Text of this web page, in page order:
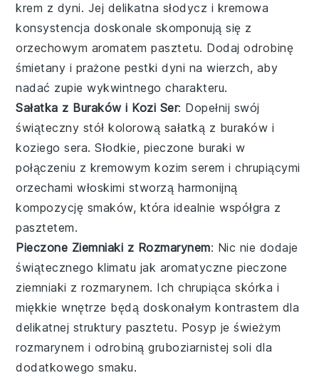
krem z dyni. Jej delikatna słodycz i kremowa
konsystencja doskonale skomponują się z
orzechowym aromatem pasztetu. Dodaj odrobinę
śmietany i prażone pestki dyni na wierzch, aby
nadać zupie wykwintnego charakteru.
Sałatka z Buraków i Kozi Ser: Dopełnij swój
świąteczny stół kolorową sałatką z buraków i
koziego sera. Słodkie, pieczone buraki w
połączeniu z kremowymkozim serem i chrupiącymi
orzechami włoskimi stworzą harmonijną
kompozycję smaków, która idealnie współgra z
pasztetem.
Pieczone Ziemniaki z Rozmarynem: Nic nie dodaje
świątecznego klimatu jak aromatyczne pieczone
ziemniaki z rozmarynem. Ich chrupiąca skórka i
miękkie wnętrze będą doskonałym kontrastem dla
delikatnej struktury pasztetu. Posyp je świeżym
rozmarynem i odrobinągruboziarnistej soli dla
dodatkowego smaku.